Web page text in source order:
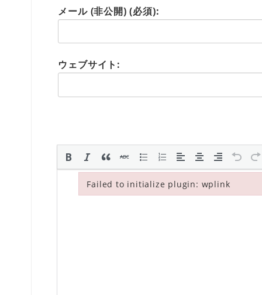
メール (非公開) (必須):
ウェブサイト:
Failed to initialize plugin: wplink
Failed to initialize plugin: wplink